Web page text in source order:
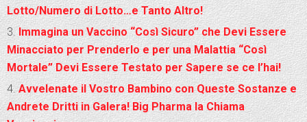
Lotto/Numero di Lotto…e Tanto Altro!
Immagina un Vaccino “Così Sicuro” che Devi Essere
Minacciato per Prenderlo e per una Malattia “Così
Mortale” Devi Essere Testato per Sapere se ce l’hai!
Avvelenate il Vostro Bambino con Queste Sostanze e
Andrete Dritti in Galera! Big Pharma la Chiama